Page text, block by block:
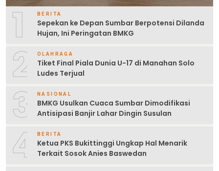
1 BERITA
Sepekan ke Depan Sumbar Berpotensi Dilanda
Hujan, Ini Peringatan BMKG
2 OLAHRAGA
Tiket Final Piala Dunia U-17 di Manahan Solo
Ludes Terjual
3 NASIONAL
BMKG Usulkan Cuaca Sumbar Dimodifikasi
Antisipasi Banjir Lahar Dingin Susulan
4 BERITA
Ketua PKS Bukittinggi Ungkap Hal Menarik
Terkait Sosok Anies Baswedan